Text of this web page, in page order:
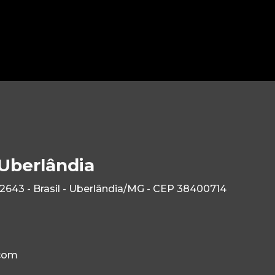
- Brasil - Uberlândia/MG - CEP 38400714